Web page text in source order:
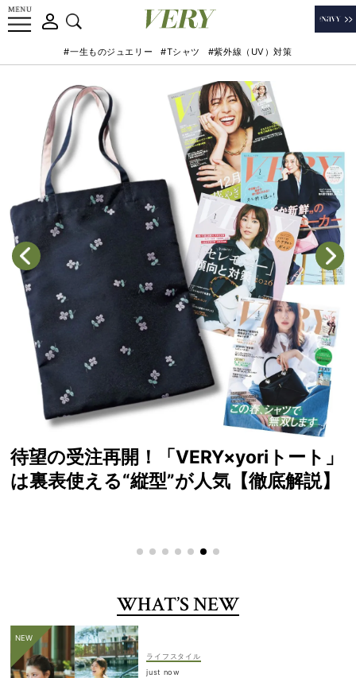
#一生ものジュエリー #Tシャツ #紫外線（UV）対策
読者が選ぶ！2026年SS VERYベストコ
スメ大賞
WHAT’S NEW
ライフスタイル
just now